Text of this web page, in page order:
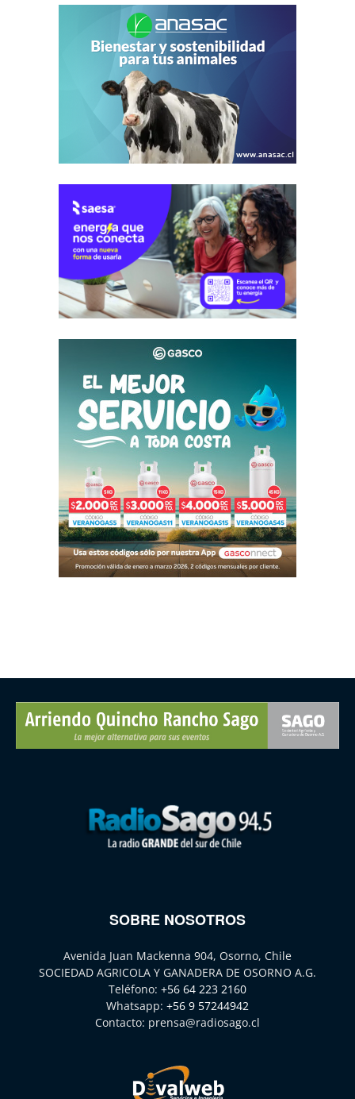
SOBRE NOSOTROS
Avenida Juan Mackenna 904, Osorno, Chile
SOCIEDAD AGRICOLA Y GANADERA DE OSORNO A.G.
Teléfono: +56 64 223 2160
Whatsapp: +56 9 57244942
Contacto: prensa@radiosago.cl